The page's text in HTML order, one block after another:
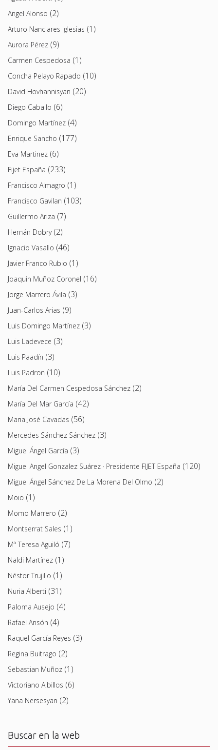
Angel Alonso (2)
Arturo Nanclares Iglesias (1)
Aurora Pérez (9)
Carmen Cespedosa (1)
Concha Pelayo Rapado (10)
David Hovhannisyan (20)
Diego Caballo (6)
Domingo Martínez (4)
Enrique Sancho (177)
Eva Martinez (6)
Fijet España (233)
Francisco Almagro (1)
Francisco Gavilan (103)
Guillermo Ariza (7)
Hernán Dobry(2)
Ignacio Vasallo (46)
Javier Franco Rubio (1)
Joaquin Muñoz Coronel (16)
Jorge Marrero Ávila (3)
Juan-Carlos Arias (9)
Luis Domingo Martínez (3)
Luis Ladevece (3)
Luis Paadín (3)
Luis Padron (10)
María Del Carmen Cespedosa Sánchez (2)
María Del Mar García (42)
Maria José Cavadas (56)
Mercedes Sánchez Sánchez (3)
Miguel Ángel García (3)
Miguel Angel Gonzalez Suárez · Presidente FIJET España (120)
Miguel Ángel Sánchez De La Morena Del Olmo (2)
Moio (1)
Momo Marrero (2)
Montserrat Sales (1)
Mª Teresa Aguiló (7)
Naldi Martínez (1)
Néstor Trujillo (1)
Nuria Alberti (31)
Paloma Ausejo (4)
Rafael Ansón (4)
Raquel García Reyes (3)
Regina Buitrago (2)
Sebastian Muñoz (1)
Victoriano Albillos (6)
Yana Nersesyan (2)
Buscar en la web